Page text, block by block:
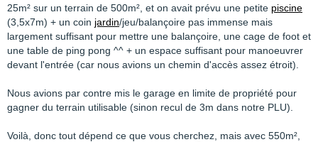
25m² sur un terrain de 500m², et on avait prévu une petite piscine
(3,5x7m) + un coin jardin/jeu/balançoire pas immense mais
largement suffisant pour mettre une balançoire, une cage de foot et
une table de ping pong ^^ + un espace suffisant pour manoeuvrer
devant l'entrée (car nous avions un chemin d'accès assez étroit).
Nous avions par contre mis le garage en limite de propriété pour
gagner du terrain utilisable (sinon recul de 3m dans notre PLU).
Voilà, donc tout dépend ce que vous cherchez, mais avec 550m²,